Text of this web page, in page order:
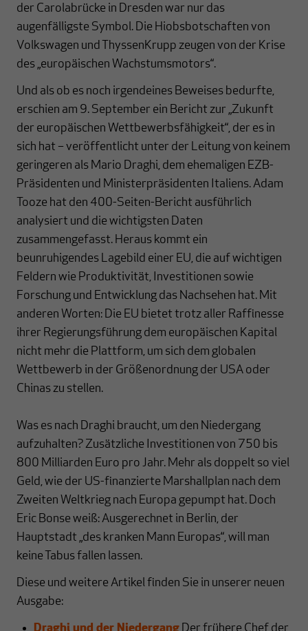
der Carolabrücke in Dresden war nur das
augenfälligste Symbol. Die Hiobsbotschaften von
Volkswagen und ThyssenKrupp zeugen von der Krise
des „europäischen Wachstumsmotors“.
Und als ob es noch irgendeines Beweises bedurfte,
erschien am 9. September ein Bericht zur „Zukunft
der europäischen Wettbewerbsfähigkeit“, der es in
sich hat – veröffentlicht unter der Leitung von keinem
geringeren als Mario Draghi, dem ehemaligen EZB-
Präsidenten und Ministerpräsidenten Italiens. Adam
Tooze hat den 400-Seiten-Bericht ausführlich
analysiert und die wichtigsten Daten
zusammengefasst. Heraus kommt ein
beunruhigendes Lagebild einer EU, die auf wichtigen
Feldern wie Produktivität, Investitionen sowie
Forschung und Entwicklung das Nachsehen hat. Mit
anderen Worten: Die EU bietet trotz aller Raffinesse
ihrer Regierungsführung dem europäischen Kapital
nicht mehr die Plattform, um sich dem globalen
Wettbewerb in der Größenordnung der USA oder
Chinas zu stellen.
Was es nach Draghi braucht, um den Niedergang
aufzuhalten? Zusätzliche Investitionen von 750 bis
800 Milliarden Euro pro Jahr. Mehr als doppelt so viel
Geld, wie der US-finanzierte Marshallplan nach dem
Zweiten Weltkrieg nach Europa gepumpt hat. Doch
Eric Bonse weiß: Ausgerechnet in Berlin, der
Hauptstadt „des kranken Mann Europas“, will man
keine Tabus fallen lassen.
Diese und weitere Artikel finden Sie in unserer neuen
Ausgabe:
Draghi und der Niedergang Der frühere Chef der